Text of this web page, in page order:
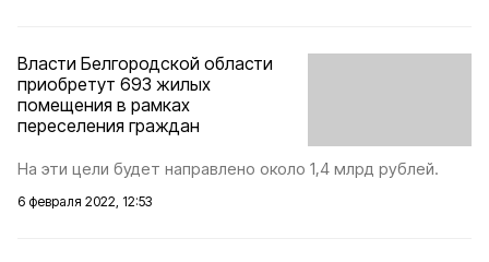
Власти Белгородской области
приобретут 693 жилых
помещения в рамках
переселения граждан
На эти цели будет направлено около 1,4 млрд рублей.
6 февраля 2022, 12:53